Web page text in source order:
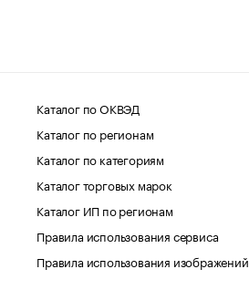
Каталог по ОКВЭД
Каталог по регионам
Каталог по категориям
Каталог торговых марок
Каталог ИП по регионам
Правила использования сервиса
Правила использования изображений